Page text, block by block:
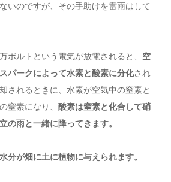
いのですが、その手助けを雷雨はして
ボルトという電気が放電されると、 空
パークによって水素と酸素に分化され
されるときに、水素が空気中の窒素と
窒素になり、 酸素は窒素と化合して硝
の雨と一緒に降ってきます。
分が畑に土に植物に与えられます。